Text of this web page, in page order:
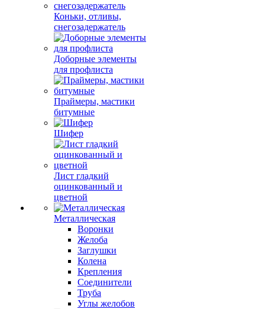
Коньки, отливы,
снегозадержатель
Доборные элементы
для профлиста
Праймеры, мастики
битумные
Шифер
Лист гладкий
оцинкованный и
цветной
Металлическая
Воронки
Желоба
Заглушки
Колена
Крепления
Соединители
Труба
Углы желобов